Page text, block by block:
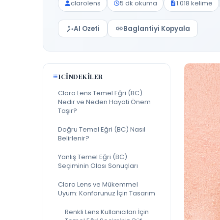
clarolens 5 dk okuma 1.018 kelime
AI Ozeti Baglantiyi Kopyala
ICINDEKILER
Claro Lens Temel Eğri (BC)
Nedir ve Neden Hayati Önem
Taşır?
Doğru Temel Eğri (BC) Nasıl
Belirlenir?
Yanlış Temel Eğri (BC)
Seçiminin Olası Sonuçları
Claro Lens ve Mükemmel
Uyum: Konforunuz İçin Tasarım
Renkli Lens Kullanıcıları İçin